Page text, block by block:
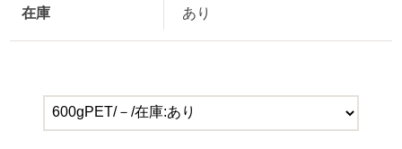
在庫 あり